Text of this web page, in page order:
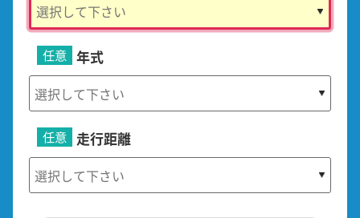
年式
任意
走行距離
任意